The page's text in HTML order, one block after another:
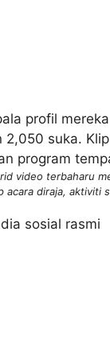
video terbaharu
acara diraja, aktiviti
sosial rasmi